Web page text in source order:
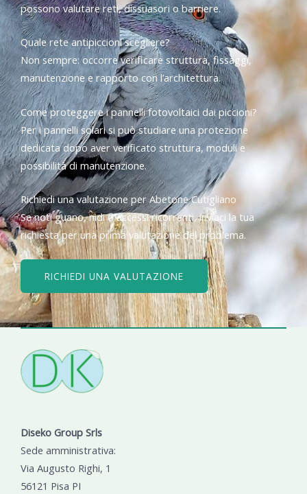
possono valutare reti, dissuasori o barriere.
Quale rete antipiccioni scegliere?
Non sempre: occorre verificare struttura, fissaggi,
manutenzione e rapporto con l’architettura.
Come proteggere i pannelli fotovoltaici dai piccioni?
Per i pannelli solari si può studiare una protezione
dedicata dopo aver verificato struttura, moduli e
possibilità di manutenzione.
Richiedi una valutazione per Abetone Cutigliano
Se noti guano, nidi o accessi ricorrenti, inviaci la tua
richiesta per una prima valutazione del problema.
RICHIEDI UNA VALUTAZIONE
Diseko Group Srls
Sede amministrativa:
Via Augusto Righi, 1
56121 Pisa PI